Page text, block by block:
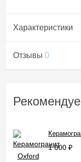
Характеристики
Отзывы 0
1 000 ₽